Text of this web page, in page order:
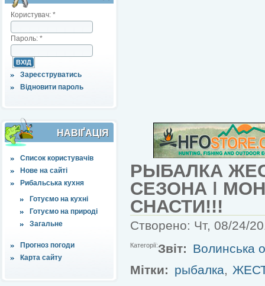
Користувач: *
Пароль: *
Зареєструватись
Відновити пароль
НАВІҐАЦІЯ
Список користувачів
Нове на сайті
Рибальська кухня
Готуємо на кухні
Готуємо на природі
Загальне
Прогноз погоди
Карта сайту
РЫБАЛКА
СЕЗОНА ǀ
СНАСТИ!!!
Створено: Чт, 08/24/
Категорії:Звіт: Волинська
Мітки: рыбалка,